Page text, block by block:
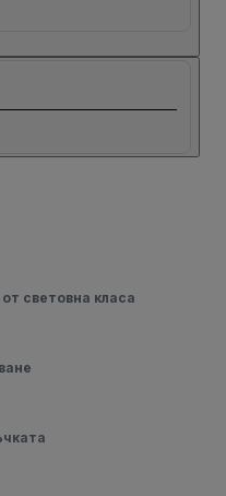
световна класа